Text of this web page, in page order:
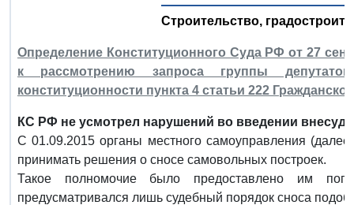
Строительство,
Определение Конституционного Суда РФ от 27
к рассмотрению запроса группы
конституционности пункта 4 статьи 222
КС РФ не усмотрел нарушений во введении
С 01.09.2015 органы местного самоуправления
принимать решения о сносе самовольных построек.
Такое полномочие было предоставлено им
предусматривался лишь судебный порядок сноса